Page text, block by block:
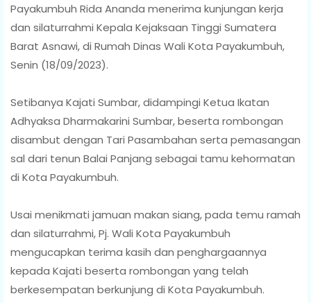
Payakumbuh Rida Ananda menerima kunjungan kerja
dan silaturrahmi Kepala Kejaksaan Tinggi Sumatera
Barat Asnawi, di Rumah Dinas Wali Kota Payakumbuh,
Senin (18/09/2023).
Setibanya Kajati Sumbar, didampingi Ketua Ikatan
Adhyaksa Dharmakarini Sumbar, beserta rombongan
disambut dengan Tari Pasambahan serta pemasangan
sal dari tenun Balai Panjang sebagai tamu kehormatan
di Kota Payakumbuh.
Usai menikmati jamuan makan siang, pada temu ramah
dan silaturrahmi, Pj. Wali Kota Payakumbuh
mengucapkan terima kasih dan penghargaannya
kepada Kajati beserta rombongan yang telah
berkesempatan berkunjung di Kota Payakumbuh.